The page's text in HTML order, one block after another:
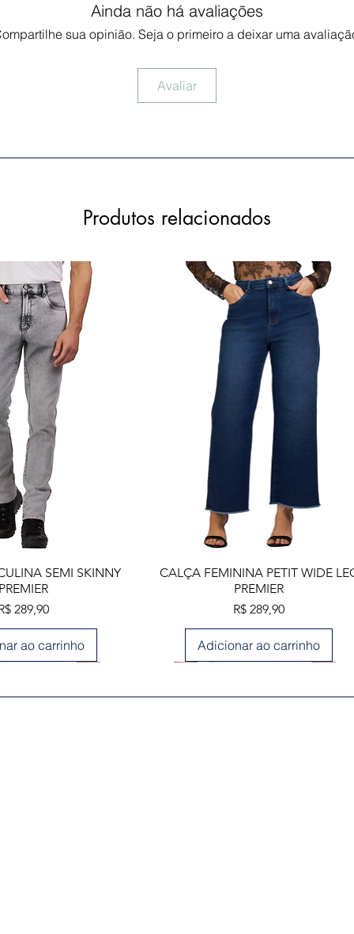
Ainda não há avaliações
sua opinião. Seja o primeiro a deixar uma
Avaliar
Produtos relacionados
rápida
SEMI SKINNY
289,90
ao carrinho
Visualização rápida
CALÇA FEMININA PETIT WIDE
PREMIER
Preço
R$ 289,90
Adicionar ao carrinho